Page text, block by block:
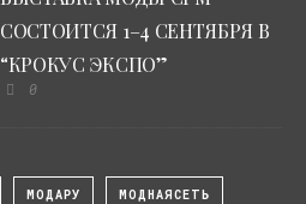
СОСТОИТСЯ 1–4 СЕНТЯБРЯ В
“КРОКУС ЭКСПО”
0
МОДАРУ МОДНАЯСЕТЬ